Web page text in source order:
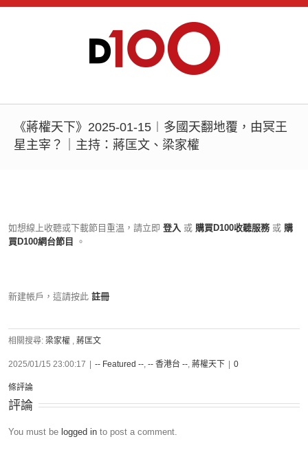
《蔣權天下》2025-01-15︱多國天翻地覆，由冥王
星主宰？｜主持：蔣匡文、梁家權
如想線上收聽或下載節目重溫，請立即 登入 或 購買D100收聽服務 或 購
買D100網台節目
。
新建帳戶，這請按此 註冊
相關搜尋: 梁家權 , 蔣匡文
2025/01/15 23:00:17 -- Featured --, -- 香港台 --, 蔣權天下 0
條評論
評論
You must be logged in to post a comment.